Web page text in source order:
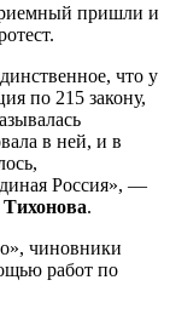
пришли и
что у
по 215 закону,
в ней, и в
Россия», —
.
чиновники
работ по